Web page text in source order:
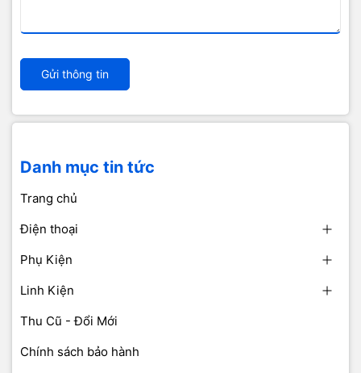
Gửi thông tin
Danh mục tin tức
Trang chủ
Điện thoại
Phụ Kiện
Linh Kiện
Thu Cũ - Đổi Mới
Chính sách bảo hành